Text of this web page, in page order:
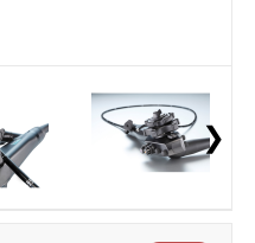
❯